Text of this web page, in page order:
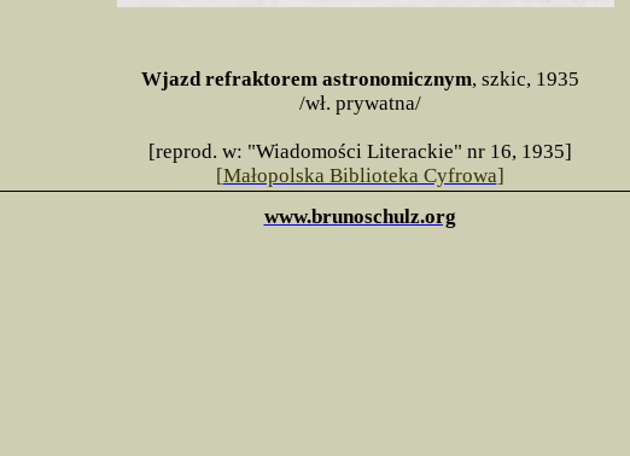
Wjazd refraktorem astronomicznym, szkic, 1935
/wł. prywatna/
[reprod. w: "Wiadomości Literackie" nr 16, 1935]
[Małopolska Biblioteka Cyfrowa]
www.brunoschulz.org